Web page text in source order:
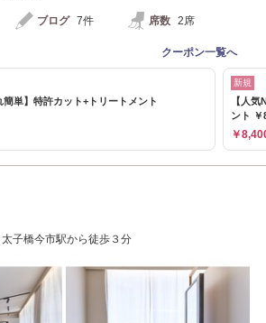
ブログ 7件 席数 2席
クーポン一覧へ
単】特許カット+トリートメント
新規
【人
ント ￥
￥
子橋今市駅から徒歩３分